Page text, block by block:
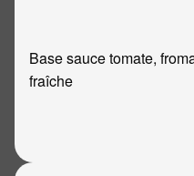
Base sauce tomate,
fraîche